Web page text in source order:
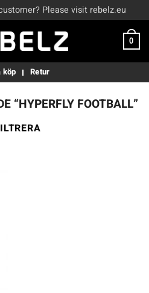
Please visit rebelz.eu
0
köp Retur
“HYPERFLY FOOTBALL”